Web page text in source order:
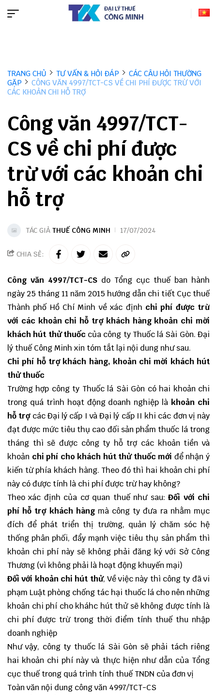
TRANG CHỦ TƯ VẤN & HỎI ĐÁP
CÁC CÂU HỎI THƯỜNG
GẶP
CÔNG VĂN 4997/TCT-CS VỀ CHI PHÍ ĐƯỢC TRỪ VỚI
CÁC KHOẢN CHI HỖ TRỢ
Công văn 4997/TCT-
CS về chi phí được
trừ với các khoản chi
hỗ trợ
TÁC GIẢ THUẾ CÔNG MINH 17/07/2024
CHIA SẺ:
Công văn 4997/TCT-CS do Tổng cục thuế ban hành
ngày 25 tháng 11 năm 2015 hướng dẫn chi tiết Cục thuế
Thành phố Hồ Chí Minh về xác định chi phí được trừ
với các khoản chi hỗ trợ khách hàng khoản chi mời
khách hút thử thuốc của công ty Thuốc lá Sài Gòn.Đại
lý thuế Công Minh xin tóm tắt lại nội dung như sau.
Chi phí hỗ trợ khách hàng, khoản chi mời khách hút
thử thuốc
Trường hợp công ty Thuốc lá Sài Gòn có hai khoản chi
trong quá trình hoạt động doanh nghiệp là khoản chi
hỗ trợcác Đại lý cấp I và Đại lý cấp II khi các đơn vị này
đạt được mức tiêu thụ cao đối sản phẩm thuốc lá trong
tháng thì sẽ được công ty hỗ trợ các khoản tiền và
khoản chi phí cho khách hút thử thuốc mới để nhận ý
kiến từ phía khách hàng. Theo đó thì hai khoản chi phí
này có được tính là chi phí được trừ hay không?
Theo xác định của cơ quan thuế như sau:Đối với chi
phí hỗ trợ khách hàngmà công ty đưa ra nhằm mục
đích để phát triển thị trường, quản lý chăm sóc hệ
thống phân phối, đẩy mạnh việc tiêu thụ sản phẩm thì
khoản chi phí này sẽ không phải đăng ký với Sở Công
Thương (vì không phải là hoạt động khuyến mại)
Đối với khoản chi hút thử, Về việc này thì công ty đã vi
phạm Luật phòng chống tác hại thuốc lá cho nên những
khoản chi phí cho kháhc hút thử sẽ không được tính là
chi phí được trừ trong thời điểm tính thuế thu nhập
doanh nghiệp
Như vậy, công ty thuốc lá Sài Gòn sẽ phải tách riêng
hai khoản chi phí này và thực hiện như dẫn của Tổng
cục thuế trong quá trình tính thuế TNDN của đơn vị
Toàn văn nội dung công văn 4997/TCT-CS